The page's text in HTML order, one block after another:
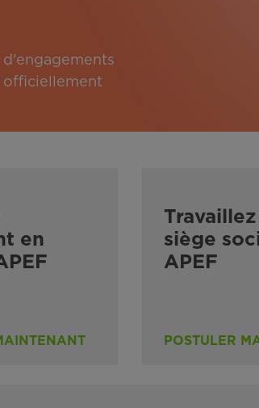
officiellement
en
siège
APEF
POSTULER